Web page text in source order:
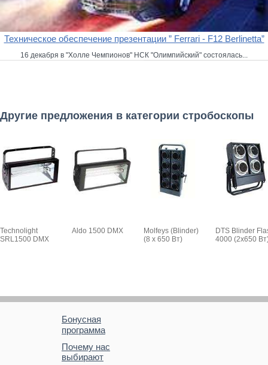
Техническое обеспечение презентации ” Ferrari - F12 Berlinetta”
16 декабря в "Холле Чемпионов" НСК "Олимпийский" состоялась...
Другие предложения в категории стробоскопы
Technolight
SRL1500 DMX
Aldo 1500 DMX
Molfeys (Blinder)
(8 х 650 Вт)
DTS Blinder
4000 (2x650
Бонусная
программа
Почему нас
выбирают